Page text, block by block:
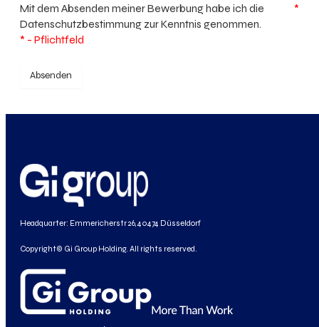
*
Mit dem Absenden meiner Bewerbung habe ich die
Datenschutzbestimmung zur Kenntnis genommen.
* - Pflichtfeld
Absenden
Headquarter: Emmericherstr 26, 40474 Düsseldorf
Copyright© Gi Group Holding. All rights reserved.